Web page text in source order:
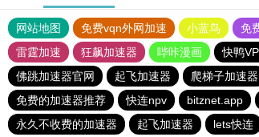
网站地图 免费vqn外网加速 小蓝鸟 免
雷霆加速
狂飙加速器 哔咔漫画 快鸭
佛跳加速器官网
起飞加速器 爬梯子加速器
免费的加速器推荐
快连npv bitznet.app
永久不收费的加速器
起飞加速器 lets快连